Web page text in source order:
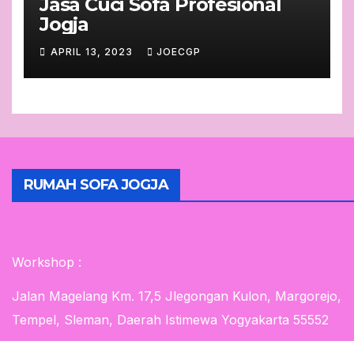
Jogja
APRIL 13, 2023 JOECGP
RUMAH SOFA JOGJA
Workshop :
Jalan Magelang Km. 17,5 Jlegongan Kulon, Margorejo,
Tempel, Sleman, Daerah Istimewa Yogyakarta 55552